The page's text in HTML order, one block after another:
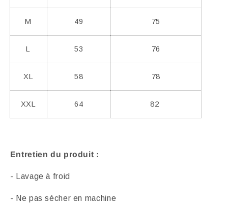
M 49 75
L 53 76
XL 58 78
XXL 64 82
Entretien du produit :
- Lavage à froid
- Ne pas sécher en machine